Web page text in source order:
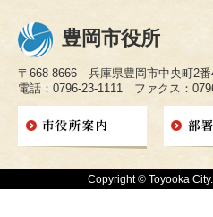
豊岡市役所
〒668-8666 兵庫県豊岡市中央町2番
電話：0796-23-1111 ファクス：
Copyright © Toyooka